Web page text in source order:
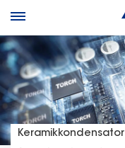
Keramikkondensator